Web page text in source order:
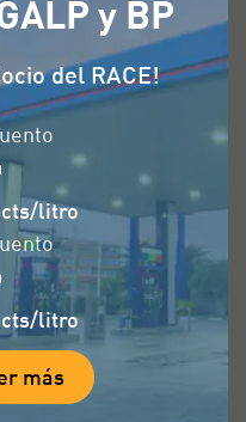
y BP
del RACE!
cts/litro
cts/litro
más